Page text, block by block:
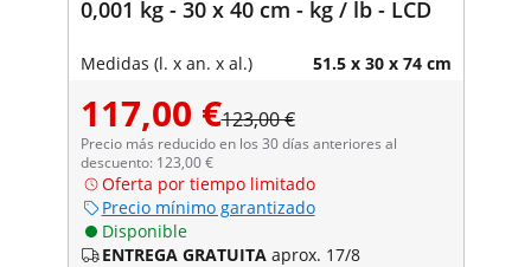
0,001 kg - 30 x 40 cm - kg / lb - LCD
Medidas (l. x an. x al.) 51.5 x 30 x 74 cm
117,00 €123,00 €
Precio más reducido en los 30 días anteriores al
descuento: 123,00 €
Oferta por tiempo limitado
Precio mínimo garantizado
Disponible
ENTREGA GRATUITA aprox. 17/8